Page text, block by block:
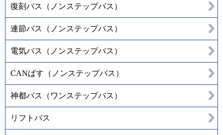
復刻バス（ノンステップバス）
連節バス（ノンステップバス）
電気バス（ノンステップバス）
CANばす（ノンステップバス）
神都バス（ワンステップバス）
リフトバス